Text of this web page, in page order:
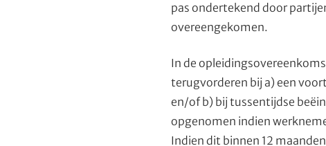
pas ondertekend door
overeengekomen.
In de
terugvorderen bij a) een
en/of b) bij tussentijdse
opgenomen indien
Indien dit binnen 12